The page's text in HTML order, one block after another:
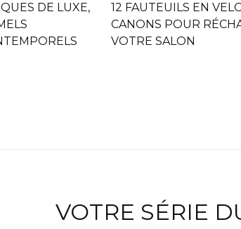
DE LUXE,
12 FAUTEUILS EN
CANONS POUR
VOTRE SALON
VOTRE SÉRIE